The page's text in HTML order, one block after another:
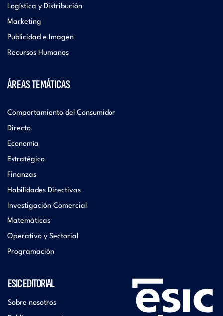
Logística y Distribución
Marketing
Publicidad e Imagen
Recursos Humanos
ÁREAS TEMÁTICAS
Comportamiento del Consumidor
Directo
Economía
Estratégico
Finanzas
Habilidades Directivas
Investigación Comercial
Matemáticas
Operativo y Sectorial
Programación
ESIC EDITORIAL
Sobre nosotros